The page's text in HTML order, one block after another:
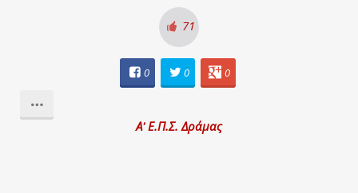
71
0 0 0
Α' Ε.Π.Σ. Δράμας